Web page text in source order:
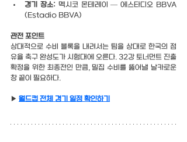
경기 장소: 멕시코 몬테레이 — 에스타디오 BBVA
(Estadio BBVA)
관전 포인트
상대적으로 수비 블록을 내려서는 팀을 상대로 한국의 점
유율 축구 완성도가 시험대에 오른다. 32강 토너먼트 진출
확정을 위한 최종전인 만큼, 밀집 수비를 뚫어낼 날카로운
창 끝이 필요하다.
▶ 월드컵 전체 경기 일정 확인하기